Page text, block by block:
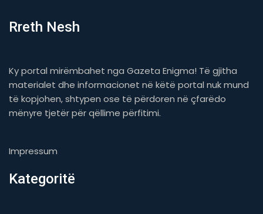
Rreth Nesh
Ky portal mirëmbahet nga Gazeta Enigma! Të gjitha
materialet dhe informacionet në këtë portal nuk mund
të kopjohen, shtypen ose të përdoren në çfarëdo
mënyre tjetër për qëllime përfitimi.
Impressum
Kategoritë